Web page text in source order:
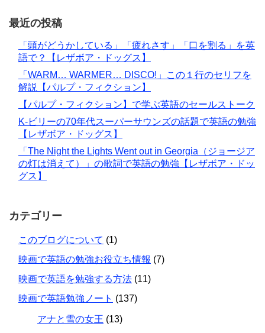
最近の投稿
「頭がどうかしている」「疲れさす」「口を割る」を英
語で？【レザボア・ドッグス】
「WARM… WARMER… DISCO!」この１行のセリフを
解説【パルプ・フィクション】
【パルプ・フィクション】で学ぶ英語のセールストーク
K-ビリーの70年代スーパーサウンズの話題で英語の勉強
【レザボア・ドッグス】
「The Night the Lights Went out in Georgia（ジョージア
の灯は消えて）」の歌詞で英語の勉強【レザボア・ドッ
グス】
カテゴリー
このブログについて (1)
映画で英語の勉強お役立ち情報 (7)
映画で英語を勉強する方法 (11)
映画で英語勉強ノート (137)
アナと雪の女王 (13)